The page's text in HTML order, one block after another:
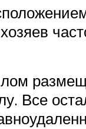
хозяев
Все